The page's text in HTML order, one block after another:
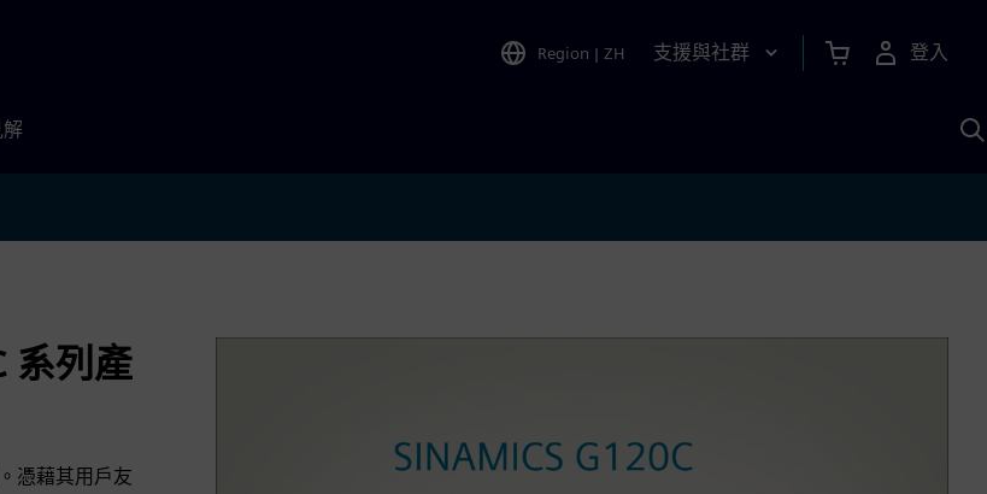
Region | ZH 支援與社群 登入
解
系列產
憑藉其用戶友